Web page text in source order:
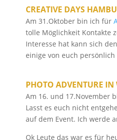
CREATIVE DAYS
Am 31.Oktober bin ich für
tolle Möglichkeit Kontakte
Interesse hat kann sich
einige von euch
PHOTO ADVENTURE IN
Am 16. und 17.November
Lasst es euch nicht
auf dem Event. Ich werde
Ok Leute das war es für